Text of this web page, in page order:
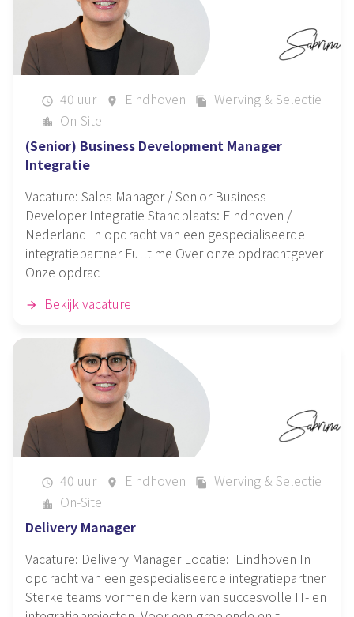
schedule 40 uur place Eindhoven file_copy Werving & Selectie
location_city
On-Site
(Senior) Business Development Manager
Integratie
Vacature: Sales Manager / Senior Business
Developer Integratie Standplaats: Eindhoven /
Nederland In opdracht van een gespecialiseerde
integratiepartner Fulltime Over onze opdrachtgever
Onze opdrac
Bekijk vacature
schedule 40 uur place Eindhoven file_copy Werving & Selectie
location_city
On-Site
Delivery Manager
Vacature: Delivery Manager Locatie: Eindhoven In
opdracht van een gespecialiseerde integratiepartner
Sterke teams vormen de kern van succesvolle IT- en